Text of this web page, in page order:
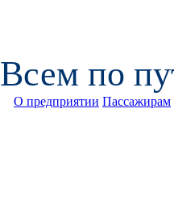
Всем по
О предприятии Пассажирам